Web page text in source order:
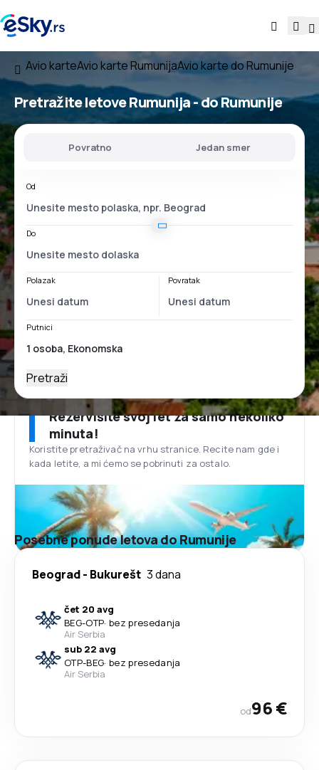
Avio karteAvio karte RumunijaAvio karte do Rumunije
Pretražite letoveRumunija - do Rumunije
Povratno Jedan smer
Od
Do
Polazak Povratak
Putnici
Pretraži
Rezervišite svoj let za samo nekoliko
minuta!
Koristite pretraživač na vrhu stranice. Recite nam gde i
kada letite, a mi ćemo se pobrinuti za ostalo.
Posebne ponude letova do Rumunije
Beograd- Bukurešt 3 dana
čet 20 avg
BEG-OTP· bez presedanja
Air Serbia
sub 22 avg
OTP-BEG· bez presedanja
Air Serbia
od96 €